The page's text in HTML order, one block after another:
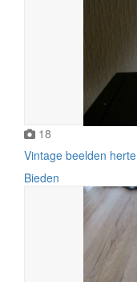
18
Vintage beelden
Bieden